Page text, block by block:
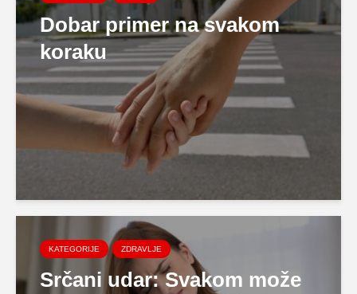
Dobar primer na svakom
koraku
KATEGORIJE ZDRAVLJE
Srčani udar: Svakom može